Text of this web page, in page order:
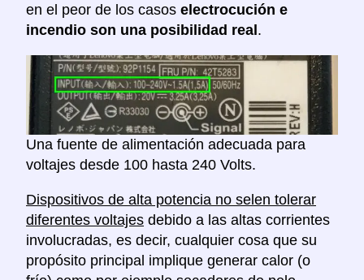
en el peor de los casos electrocución e
incendio son una posibilidad real.
Una fuente de alimentación adecuada para
voltajes desde 100 hasta 240 Volts.
Dispositivos de alta potencia no selen tolerar
diferentes voltajes debido a las altas corrientes
involucradas, es decir, cualquier cosa que su
propósito principal implique generar calor (o